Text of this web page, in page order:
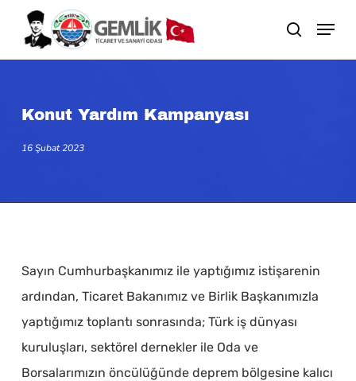
main
search
Konut Yardım Kampanyası
16 Şubat 2023
Sayın Cumhurbaşkanımız ile yaptığımız istişarenin
ardından, Ticaret Bakanımız ve Birlik Başkanımızla
yaptığımız toplantı sonrasında; Türk iş dünyası
kuruluşları, sektörel dernekler ile Oda ve
Borsalarımızın öncülüğünde deprem bölgesine kalıcı